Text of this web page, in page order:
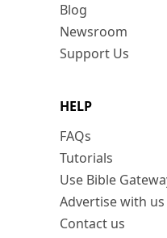
Blog
Newsroom
Support Us
HELP
FAQs
Tutorials
Use Bible
Advertise with us
Contact us